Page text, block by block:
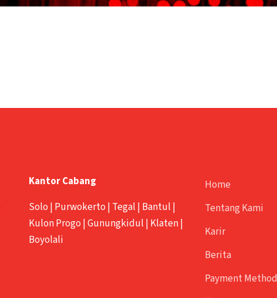
Kantor Cabang
Solo | Purwokerto | Tegal | Bantul |
Kulon Progo |Gunungkidul | Klaten|
Boyolali
Home
Tentang Kami
Karir
Berita
Payment Method